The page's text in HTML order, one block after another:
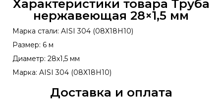
Характеристики товара Труба
нержавеющая 28×1,5 мм
Марка стали: AISI 304 (08Х18Н10)
Размер: 6 м
Диаметр: 28х1,5 мм
Марка: AISI 304 (08Х18Н10)
Доставка и оплата